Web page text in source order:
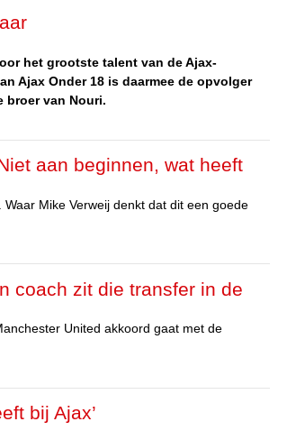
het grootste talent van de Ajax-
Ajax Onder 18 is daarmee de opvolger
broer van Nouri.
aan beginnen, wat heeft
Mike Verweij denkt dat dit een goede
coach zit die transfer in de
United akkoord gaat met de
bij Ajax’